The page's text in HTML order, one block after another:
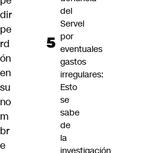
dir
pe
rd
ón
en
su
no
m
br
e
del
Servel
por
eventuales
gastos
irregulares:
Esto
se
sabe
de
la
investigación